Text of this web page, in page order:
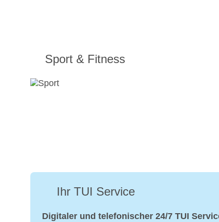
Sport & Fitness
Ihr TUI Service
Digitaler und telefonischer 24/7 TUI